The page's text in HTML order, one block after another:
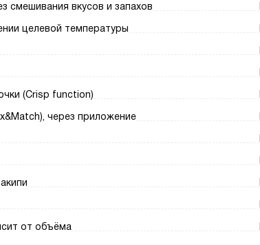
смешивания вкусов и запахов
целевой температуры
(Crisp function)
через приложение
от объёма